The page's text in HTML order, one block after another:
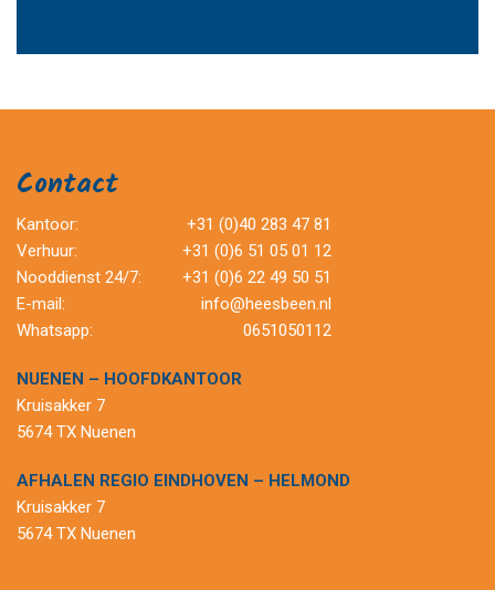
Contact
Kantoor:
+31 (0)40 283 47 81
Verhuur:
+31 (0)6 51 05 01 12
Nooddienst 24/7:
+31 (0)6 22 49 50 51
E-mail:
info@heesbeen.nl
Whatsapp:
0651050112
NUENEN – HOOFDKANTOOR
Kruisakker 7
5674 TX Nuenen
AFHALEN REGIO EINDHOVEN – HELMOND
Kruisakker 7
5674 TX Nuenen